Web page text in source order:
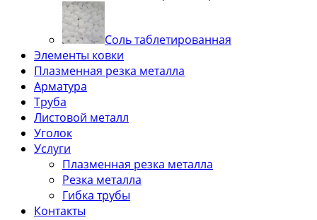
Соль таблетированная
Элементы ковки
Плазменная резка металла
Арматура
Труба
Листовой металл
Уголок
Услуги
Плазменная резка металла
Резка металла
Гибка трубы
Контакты